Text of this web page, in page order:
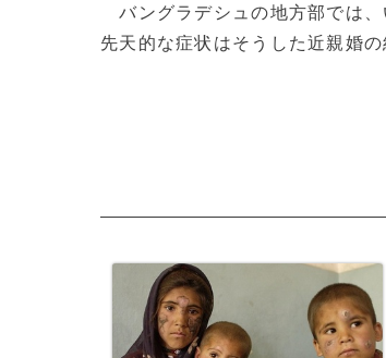
バングラデシュの地方部では、
先天的な症状はそうした近親婚